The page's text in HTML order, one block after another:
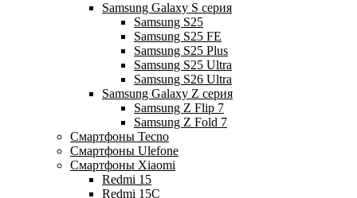
Samsung Galaxy S серия
Samsung S25
Samsung S25 FE
Samsung S25 Plus
Samsung S25 Ultra
Samsung S26 Ultra
Samsung Galaxy Z серия
Samsung Z Flip 7
Samsung Z Fold 7
Смартфоны Tecno
Смартфоны Ulefone
Смартфоны Xiaomi
Redmi 15
Redmi 15C